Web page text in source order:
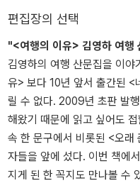
편집장의 선택
"<여행의 이유> 김영하 여행
김영하의 여행 산문집을 이
유> 보다 10년 앞서 출간된 <
릴 수 없다. 2009년 초판 발
해왔기 때문에 읽고 싶어도
속 한 문구에서 비롯된 <오래
자들을 앞에 섰다. 이번 책에
지게 된 한 꼭지도 만나볼 수